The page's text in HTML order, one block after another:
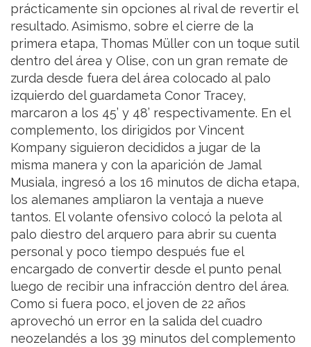
prácticamente sin opciones al rival de revertir el
resultado. Asimismo, sobre el cierre de la
primera etapa, Thomas Müller con un toque sutil
dentro del área y Olise, con un gran remate de
zurda desde fuera del área colocado al palo
izquierdo del guardameta Conor Tracey,
marcaron a los 45’ y 48’ respectivamente. En el
complemento, los dirigidos por Vincent
Kompany siguieron decididos a jugar de la
misma manera y con la aparición de Jamal
Musiala, ingresó a los 16 minutos de dicha etapa,
los alemanes ampliaron la ventaja a nueve
tantos. El volante ofensivo colocó la pelota al
palo diestro del arquero para abrir su cuenta
personal y poco tiempo después fue el
encargado de convertir desde el punto penal
luego de recibir una infracción dentro del área.
Como si fuera poco, el joven de 22 años
aprovechó un error en la salida del cuadro
neozelandés a los 39 minutos del complemento